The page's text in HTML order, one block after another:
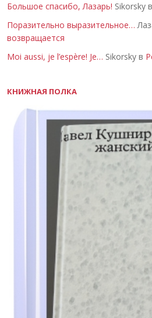
Большое спасибо, Лазарь! Sikorsky в
Поразительно выразительное…
возвращается
Moi aussi, je l’espère! Je… Sikorsky в
КНИЖНАЯ ПОЛКА